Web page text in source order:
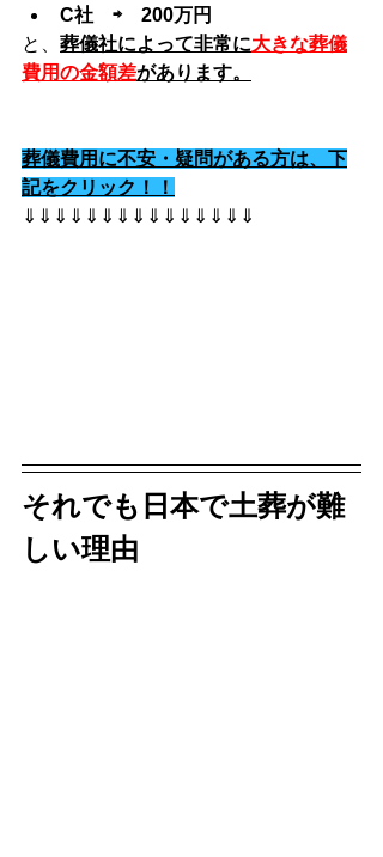
C社　⇨　200万円
と、 葬儀社によって非常に大きな葬儀
費用の金額差があります。
葬儀費用に不安・疑問がある方は、下
記をクリック！！
⇓⇓⇓⇓⇓⇓⇓⇓⇓⇓⇓⇓⇓⇓⇓
それでも日本で土葬が難
しい理由